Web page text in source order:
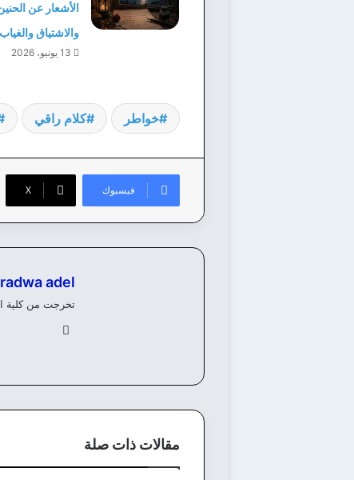
الأشعار عن
والاشتياق والغياب
13 يونيو، 2026
خواطر كلام راقي
فيسبوك ‫X
radwa adel
تخرجت من كلية الألسن، ولدي خبرة 8 سنوات في كتابة وانشاء
مقالات ذات صلة